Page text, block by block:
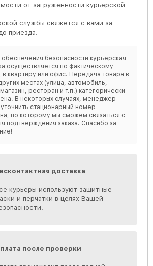
от загруженности курьерской
службы свяжется с вами за
приезда.
обеспечения безопасности курьерская
осуществляется по фактическому
в квартиру или офис. Передача товара в
местах (улица, автомобиль,
ресторан и т.п.) категорически
В некоторых случаях, менеджер
стационарный номер
по которому мы сможем связаться с
подтверждения заказа. Спасибо за
доставка
курьеры используют защитные
и перчатки в целях Вашей
после проверки